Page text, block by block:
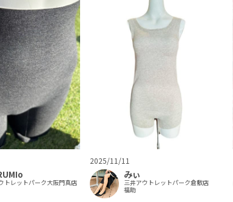
トレットパーク大阪門真店
2025/11/11
みぃ
三井アウトレットパーク倉敷店
福助